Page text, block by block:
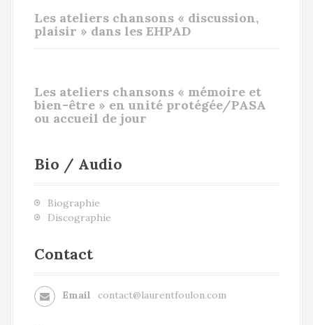
Les ateliers chansons « discussion,
plaisir » dans les EHPAD
Les ateliers chansons « mémoire et
bien-être » en unité protégée/PASA
ou accueil de jour
Bio / Audio
Biographie
Discographie
Contact
Email contact@laurentfoulon.com